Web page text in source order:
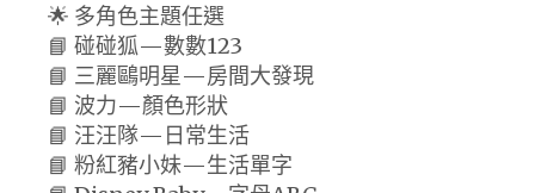
🌟 多角色主題任選
📘 碰碰狐—數數123
📘 三麗鷗明星—房間大發現
📘 波力—顏色形狀
📘 汪汪隊—日常生活
📘 粉紅豬小妹—生活單字